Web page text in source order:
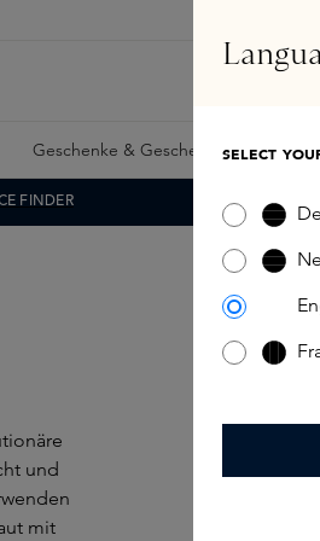
Geschenke & Geschenkkarte
FINDER
und
mit
SELECT